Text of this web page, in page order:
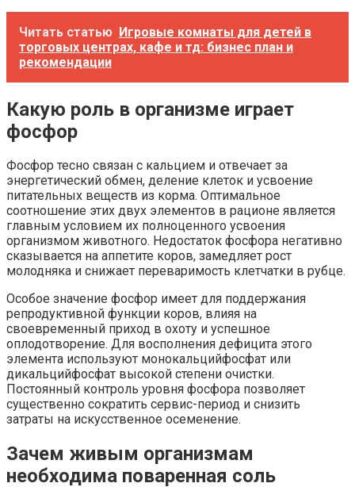
Читать статью Игровые комнаты для детей в
торговых центрах, кафе и тд: бизнес план и
рекомендации
Какую роль в организме играет
фосфор
Фосфор тесно связан с кальцием и отвечает за
энергетический обмен, деление клеток и усвоение
питательных веществ из корма. Оптимальное
соотношение этих двух элементов в рационе является
главным условием их полноценного усвоения
организмом животного. Недостаток фосфора негативно
сказывается на аппетите коров, замедляет рост
молодняка и снижает переваримость клетчатки в рубце.
Особое значение фосфор имеет для поддержания
репродуктивной функции коров, влияя на
своевременный приход в охоту и успешное
оплодотворение. Для восполнения дефицита этого
элемента используют монокальцийфосфат или
дикальцийфосфат высокой степени очистки.
Постоянный контроль уровня фосфора позволяет
существенно сократить сервис-период и снизить
затраты на искусственное осеменение.
Зачем живым организмам
необходима поваренная соль